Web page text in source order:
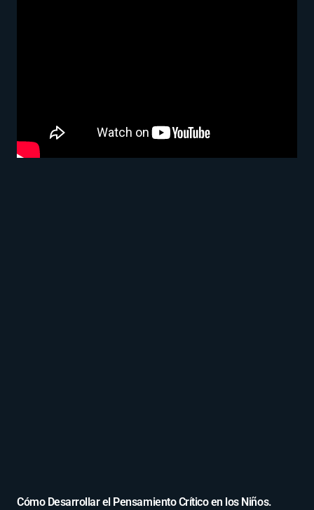
Cómo Desarrollar el Pensamiento Crítico en los Niños.